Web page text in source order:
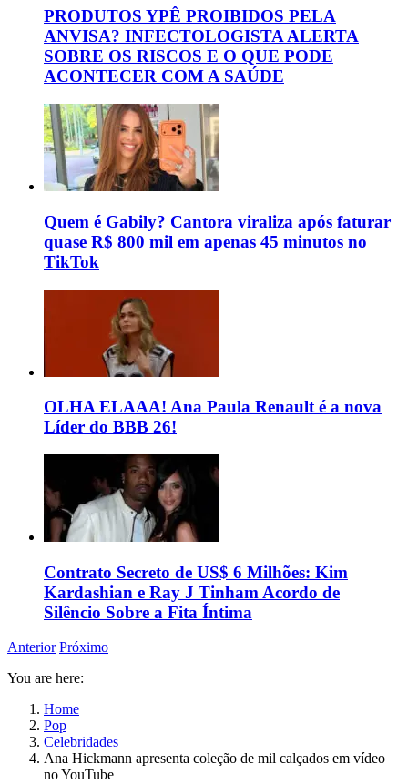
PRODUTOS YPÊ PROIBIDOS PELA
ANVISA? INFECTOLOGISTA ALERTA
SOBRE OS RISCOS E O QUE PODE
ACONTECER COM A SAÚDE
Quem é Gabily? Cantora viraliza após faturar
quase R$ 800 mil em apenas 45 minutos no
TikTok
OLHA ELAAA! Ana Paula Renault é a nova
Líder do BBB 26!
Contrato Secreto de US$ 6 Milhões: Kim
Kardashian e Ray J Tinham Acordo de
Silêncio Sobre a Fita Íntima
Anterior Próximo
You are here:
Home
Pop
Celebridades
Ana Hickmann apresenta coleção de mil calçados em vídeo
no YouTube